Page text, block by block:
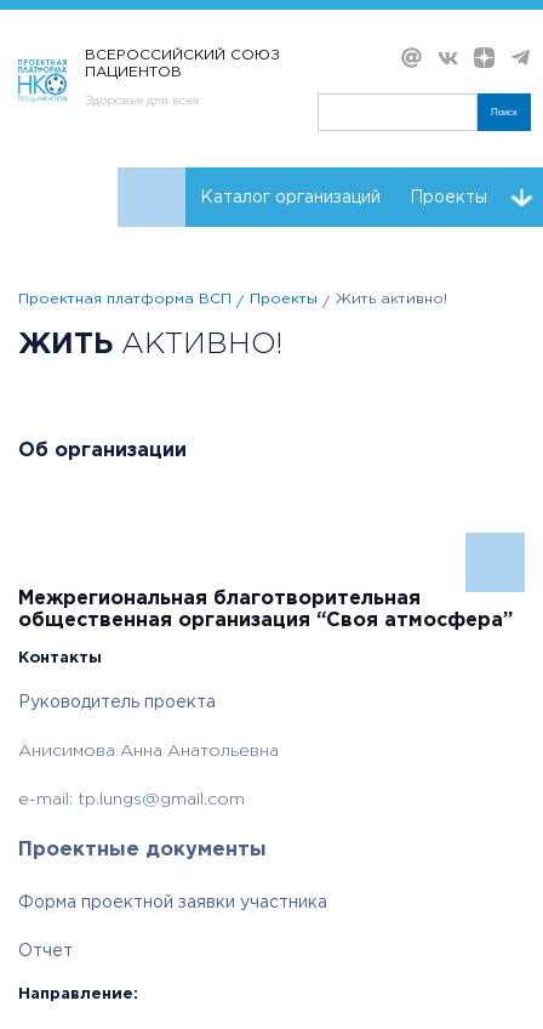
ВСЕРОССИЙСКИЙ СОЮЗ
ПАЦИЕНТОВ
Здоровье для всех
Поиск
Каталог организаций Проекты
Проектная платформа ВСП Проекты Жить активно!
ЖИТЬ АКТИВНО!
Об организации
Межрегиональная благотворительная
общественная организация “Своя атмосфера”
Контакты
Руководитель проекта
Анисимова Анна Анатольевна
e-mail: tp.lungs@gmail.com
Проектные документы
Форма проектной заявки участника
Отчет
Направление: